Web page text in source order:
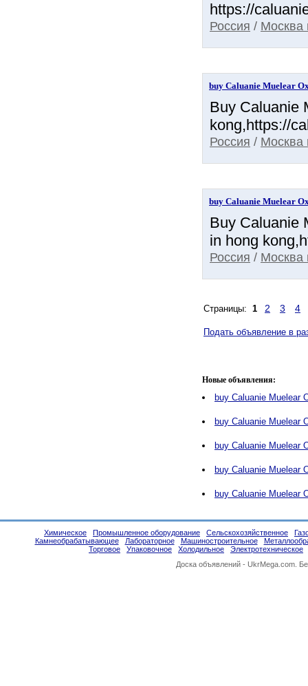
https://
Россия / Москва
buy Caluanie Muelear
Buy Caluanie
kong,https://
Россия / Москва
buy Caluanie Muelear
Buy Caluanie
in hong
Россия / Москва
Страницы: 1 2 3 4
Подать объявление в
Новые объявления:
buy Caluanie Muelear
buy Caluanie Muelear
buy Caluanie Muelear
buy Caluanie Muelear
buy Caluanie Muelear
Химическое Промышленное оборудование Сельскохозяйственное
Камнеобрабатывающее
Лабораторное Машиностроительное
Торговое
Упаковочное Холодильное
Электротехническое
Доска объявлений - UkrMega.com.